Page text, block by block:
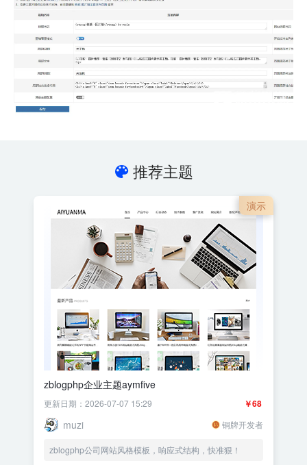
推荐主题
演示
zblogphp企业主题aymfive
￥68
更新日期：2026-07-07 15:29
muzi 铜牌开发者
zblogphp公司网站风格模板，响应式结构，快准狠！